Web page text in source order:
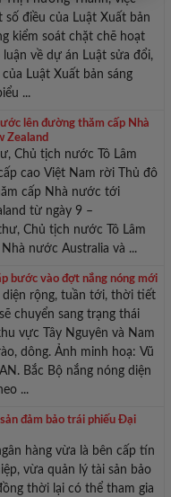
số điều của Luật Xuất bản
kiểm soát chặt chẽ hoạt
về dự án Luật sửa đổi,
Luật Xuất bản sáng
...
lên đường thăm cấp Nhà
Zealand
Chủ tịch nước Tô Lâm
cao Việt Nam rời Thủ đô
cấp Nhà nước tới
từ ngày 9 –
Chủ tịch nước Tô Lâm
nước Australia và ...
bước vào đợt nắng nóng mới
diện rộng, tuần tới, thời tiết
chuyển sang trạng thái
vực Tây Nguyên và Nam
dông. Ảnh minh hoạ: Vũ
Bắc Bộ nắng nóng diện
...
đảm bảo trái phiếu Đại
hàng vừa là bên cấp tín
vừa quản lý tài sản bảo
thời lại có thể tham gia